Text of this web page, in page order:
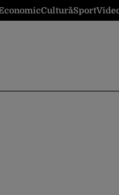
CulturăSport